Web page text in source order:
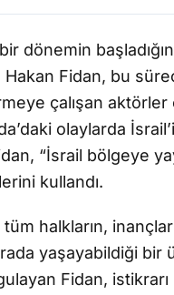
dönemin
Hakan Fidan, bu
çalışan aktörler
olaylarda
“İsrail bölgeye
kullandı.
halkların,
yaşayabildiği bir
Fidan,